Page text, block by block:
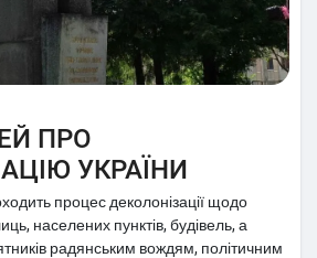
ПРО
УКРАЇНИ
процес деколонізації щодо
населених пунктів, будівель, а
радянським вождям, політичним